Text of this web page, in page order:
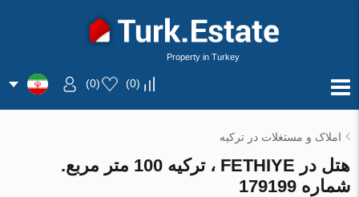
Property in Turkey
(
0
)
(
0
)
املاک و مستغلات در ترکیه
هتل در FETHIYE ، ترکیه 100 متر مربع.
شماره 179199